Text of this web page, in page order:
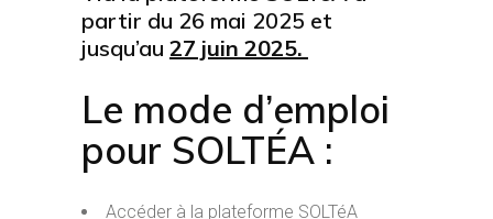
partir du 26 mai 2025 et
jusqu’au 27 juin 2025.
Le mode d’emploi
pour SOLTÉA :
Accéder à la plateforme SOLTéA